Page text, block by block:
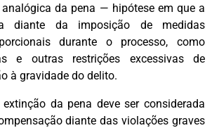
da pena — hipótese em que a
diante da imposição de medidas
durante o processo, como
e outras restrições excessivas de
à gravidade do delito.
da pena deve ser considerada
diante das violações graves